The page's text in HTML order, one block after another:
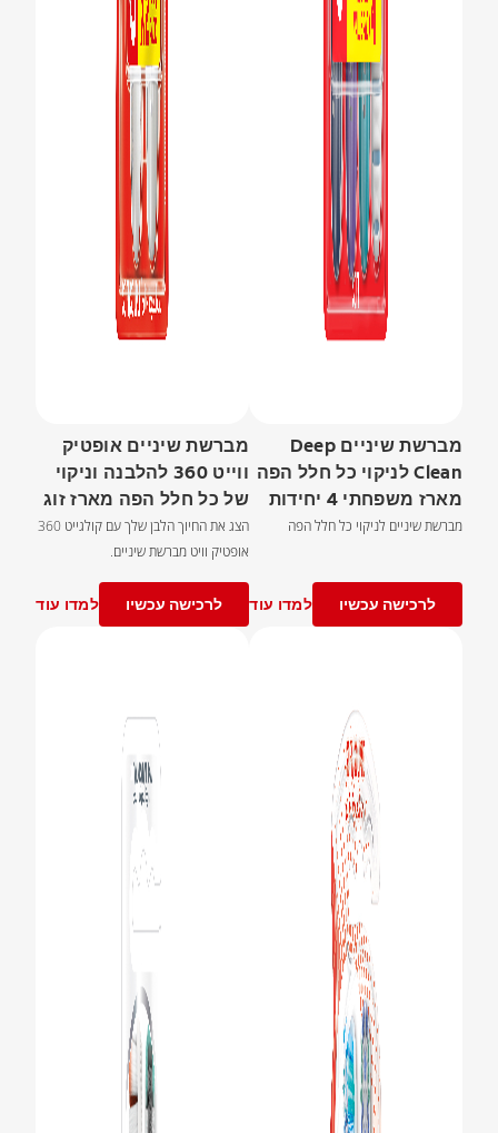
מברשת שיניים Deep
Clean לניקוי כל חלל הפה
מארז משפחתי 4 יחידות
מברשת שיניים לניקוי כל חלל הפה
לרכישה עכשיו למדו עוד
מברשת שיניים אופטיק
ווייט 360 להלבנה וניקוי
של כל חלל הפה מארז זוג
הצג את החיוך הלבן שלך עם קולגייט 360
אופטיק וויט מברשת שיניים.
לרכישה עכשיו למדו עוד